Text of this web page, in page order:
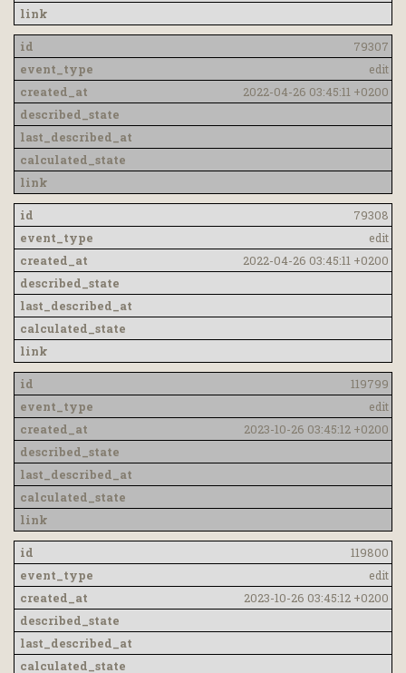
79307
edit
2022-04-26 03:45:11 +0200
79308
edit
2022-04-26 03:45:11 +0200
119799
edit
2023-10-26 03:45:12 +0200
119800
edit
2023-10-26 03:45:12 +0200